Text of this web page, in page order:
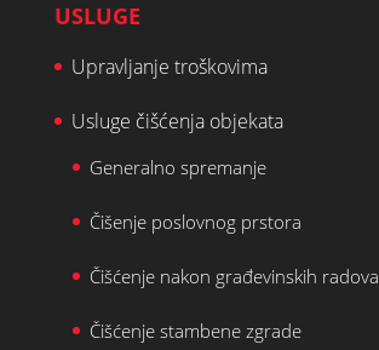
USLUGE
Upravljanje troškovima
Usluge čišćenja objekata
Generalno spremanje
Čišenje poslovnog prstora
Čišćenje nakon građevinskih radova
Čišćenje stambene zgrade